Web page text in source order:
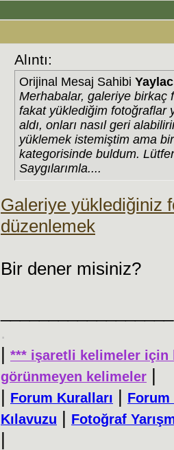
Alıntı:
Orijinal Mesaj Sahibi
Merhabalar, galeriye birkaç
fakat yüklediğim fotoğraflar
aldı, onları nasıl geri
yüklemek istemiştim ama
kategorisinde buldum.
Saygılarımla....
Galeriye yüklediğiniz
düzenlemek
Bir dener misiniz?
.
| *** işaretli kelimeler için
görünmeyen kelimeler |
| Forum Kuralları | Forum
Kılavuzu | Fotoğraf
|